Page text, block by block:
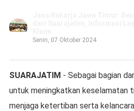
Senin, 07 Oktober 2024
SUARAJATIM - Sebagai bagian
untuk meningkatkan keselamatan
menjaga ketertiban serta